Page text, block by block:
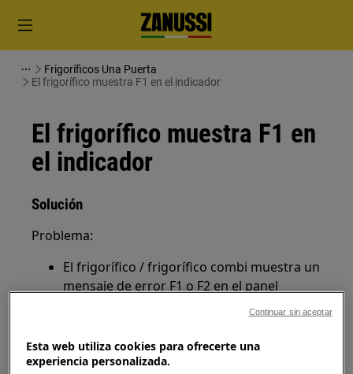
Frigoríficos Una Puerta
El frigorífico muestra F1 en el indicador
El frigorífico muestra F1 en
el indicador
Solución
Problema:
El frigorífico / frigorífico combi muestra un
mensaje de error F1 o F2 en el panel
Frigoríficos
Esta web utiliza cookies para ofrecerte una
experiencia personalizada.
Continuar sin aceptar